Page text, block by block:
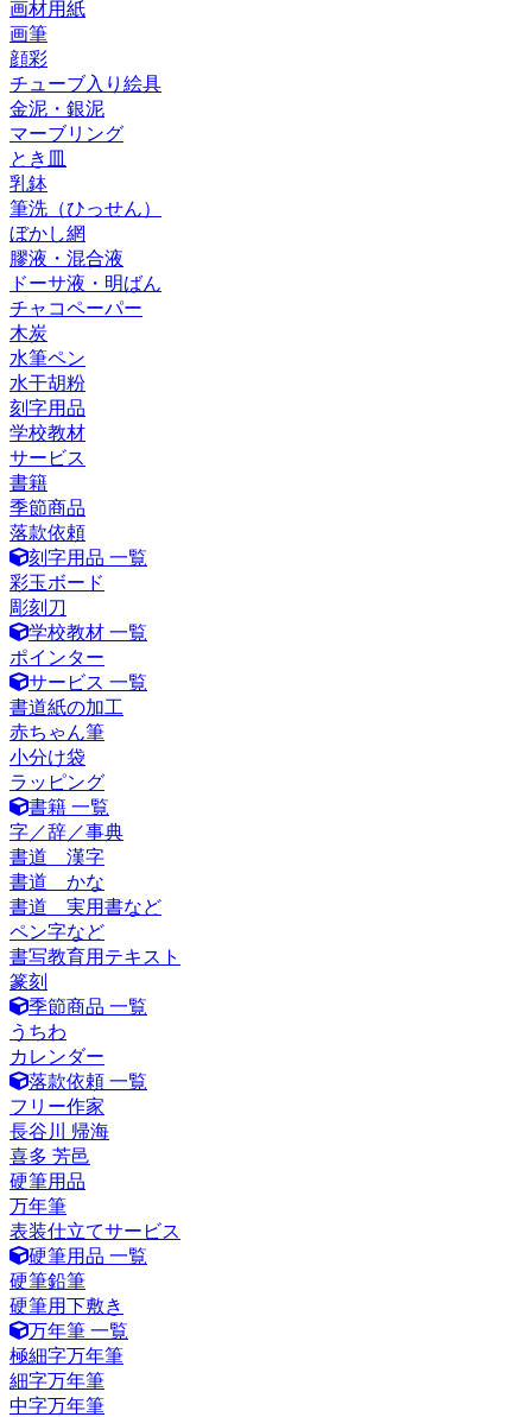
画材用紙
画筆
顔彩
チューブ入り絵具
金泥・銀泥
マーブリング
とき皿
乳鉢
筆洗（ひっせん）
ぼかし網
膠液・混合液
ドーサ液・明ばん
チャコペーパー
木炭
水筆ペン
水干胡粉
刻字用品
学校教材
サービス
書籍
季節商品
落款依頼
刻字用品 一覧
彩玉ボード
彫刻刀
学校教材 一覧
ポインター
サービス 一覧
書道紙の加工
赤ちゃん筆
小分け袋
ラッピング
書籍 一覧
字／辞／事典
書道 漢字
書道 かな
書道 実用書など
ペン字など
書写教育用テキスト
篆刻
季節商品 一覧
うちわ
カレンダー
落款依頼 一覧
フリー作家
長谷川 帰海
喜多 芳邑
硬筆用品
万年筆
表装仕立てサービス
硬筆用品 一覧
硬筆鉛筆
硬筆用下敷き
万年筆 一覧
極細字万年筆
細字万年筆
中字万年筆